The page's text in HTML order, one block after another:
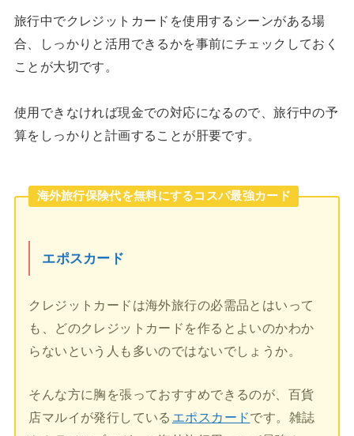
旅行中でクレジットカードを使用するシーンがある場
合、しっかりと活用できるかを事前にチェックしておく
ことが大切です。
使用できなければ現金での対応になるので、旅行中の予
算をしっかりと計画することが肝要です。
海外旅行保険代を無料にするコスパ最強カード
エポスカード
クレジットカードは海外旅行の必需品とはいって
も、どのクレジットカードを作るとよいのかわか
らないという人も多いのではないでしょうか。
そんな方に胸を張っておすすめできるのが、百貨
店マルイが発行している エポスカードです。雑誌